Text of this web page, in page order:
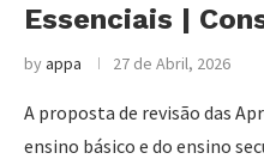
Essenciais |
byappa 27 de Abril, 2026
A proposta de revisão das
ensino básico e do ensino